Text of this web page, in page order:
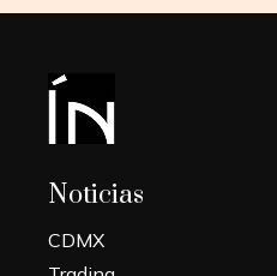
Noticias
CDMX